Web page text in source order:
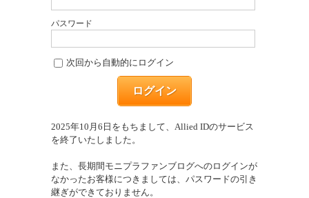
パスワード
次回から自動的にログイン
ログイン
2025年10月6日をもちまして、Allied IDのサービス
を終了いたしました。
また、長期間モニプラファンブログへのログインが
なかったお客様につきましては、パスワードの引き
継ぎができておりません。